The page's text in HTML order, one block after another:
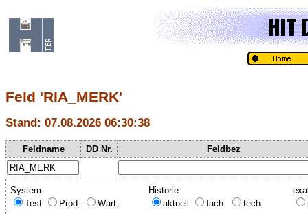
Feld 'RIA_MERK'
Stand: 07.08.2026 06:30:38
Feldname DD Nr. Feldbez
System:
Test
Prod. Wart.
Historie:
aktuell
fach. tech.